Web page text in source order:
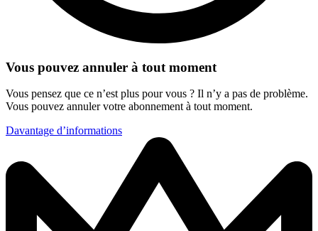
Vous pouvez annuler à tout moment
Vous pensez que ce n’est plus pour vous ? Il n’y a pas de problème.
Vous pouvez annuler votre abonnement à tout moment.
Davantage d’informations